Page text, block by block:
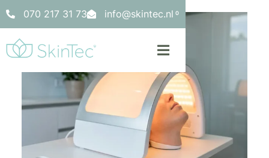
070 217 31 73 info@skintec.nl 0